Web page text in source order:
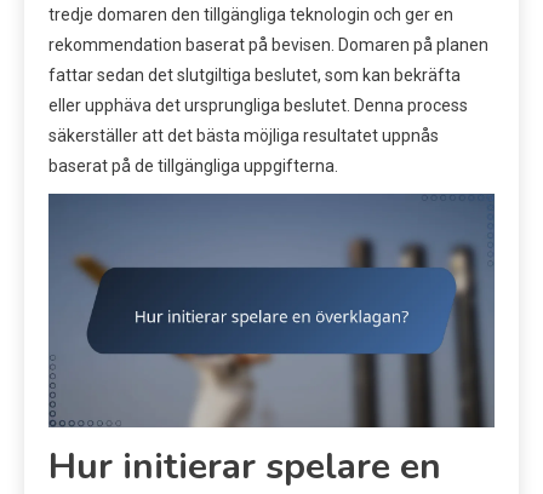
tredje domaren den tillgängliga teknologin och ger en
rekommendation baserat på bevisen. Domaren på planen
fattar sedan det slutgiltiga beslutet, som kan bekräfta
eller upphäva det ursprungliga beslutet. Denna process
säkerställer att det bästa möjliga resultatet uppnås
baserat på de tillgängliga uppgifterna.
Hur initierar spelare en